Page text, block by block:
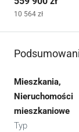
10 564 zł
Mieszkania,
Nieruchomości
mieszkaniowe
Typ